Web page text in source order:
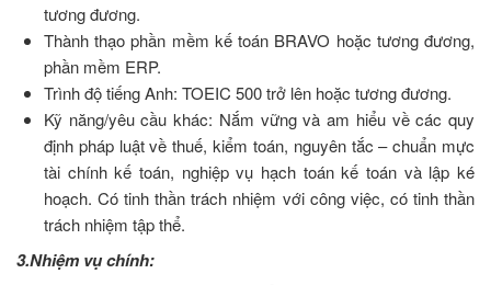
tương đương.
Thành thạo phần mềm kế toán BRAVO hoặc tương đương,
phần mềm ERP.
Trình độ tiếng Anh: TOEIC 500 trở lên hoặc tương đương.
Kỹ năng/yêu cầu khác: Nắm vững và am hiểu về các quy
định pháp luật về thuế, kiểm toán, nguyên tắc – chuẩn mực
tài chính kế toán, nghiệp vụ hạch toán kế toán và lập ké
hoạch. Có tinh thần trách nhiệm với công việc, có tinh thần
trách nhiệm tập thể.
3.Nhiệm vụ chính: